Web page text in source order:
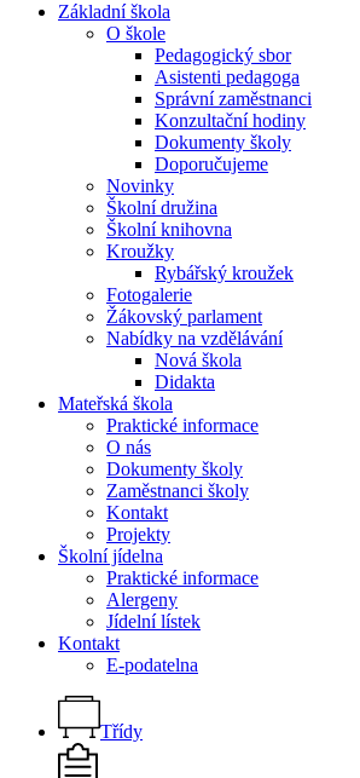
Základní škola
O škole
Pedagogický sbor
Asistenti pedagoga
Správní zaměstnanci
Konzultační hodiny
Dokumenty školy
Doporučujeme
Novinky
Školní družina
Školní knihovna
Kroužky
Rybářský kroužek
Fotogalerie
Žákovský parlament
Nabídky na vzdělávání
Nová škola
Didakta
Mateřská škola
Praktické informace
O nás
Dokumenty školy
Zaměstnanci školy
Kontakt
Projekty
Školní jídelna
Praktické informace
Alergeny
Jídelní lístek
Kontakt
E-podatelna
Třídy